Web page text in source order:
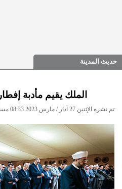
حديث المدينة
الملك يقيم مأدبة
تم نشره الإثنين 27 آذار / مارس 2023 08:33 مساءً